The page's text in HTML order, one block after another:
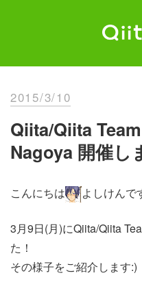
2015/3/10
Qiita/Qiita
Nagoya 開催し
こんにちは よしけんで
3月9日(月)にQiita/Qiita
た！
その様子をご紹介します:)